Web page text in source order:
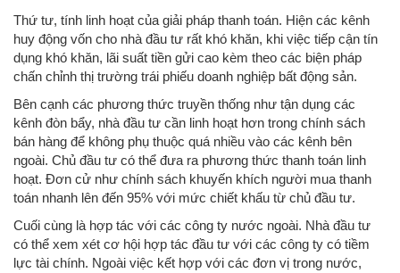
Thứ tư, tính linh hoạt của giải pháp thanh toán. Hiện các kênh
huy động vốn cho nhà đầu tư rất khó khăn, khi việc tiếp cận tín
dụng khó khăn, lãi suất tiền gửi cao kèm theo các biện pháp
chấn chỉnh thị trường trái phiếu doanh nghiệp bất động sản.
Bên cạnh các phương thức truyền thống như tận dụng các
kênh đòn bẩy, nhà đầu tư cần linh hoạt hơn trong chính sách
bán hàng để không phụ thuộc quá nhiều vào các kênh bên
ngoài. Chủ đầu tư có thể đưa ra phương thức thanh toán linh
hoạt. Đơn cử như chính sách khuyến khích người mua thanh
toán nhanh lên đến 95% với mức chiết khấu từ chủ đầu tư.
Cuối cùng là hợp tác với các công ty nước ngoài. Nhà đầu tư
có thể xem xét cơ hội hợp tác đầu tư với các công ty có tiềm
lực tài chính. Ngoài việc kết hợp với các đơn vị trong nước,